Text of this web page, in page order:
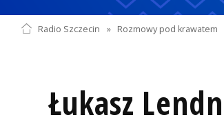
Radio Szczecin » Rozmowy pod krawatem
Łukasz